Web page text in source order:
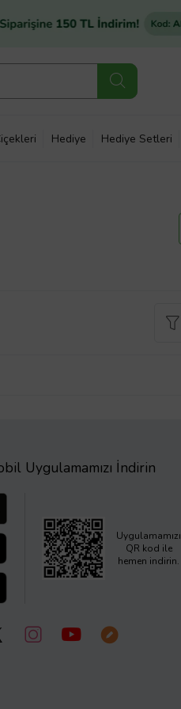
Hediye Hediye Setleri
Uygulamamızı İndirin
Uygulamamızı
QR kod ile
hemen indirin.